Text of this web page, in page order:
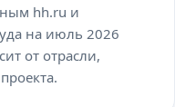
hh.ru и
на июль 2026
от отрасли,